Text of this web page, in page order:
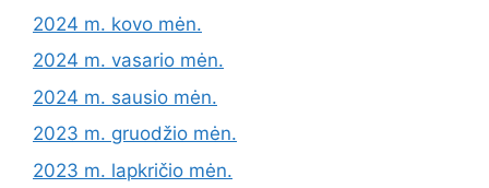
2024 m. kovo mėn.
2024 m. vasario mėn.
2024 m. sausio mėn.
2023 m. gruodžio mėn.
2023 m. lapkričio mėn.